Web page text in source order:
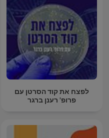
לפצח את קוד הסרטן עם
פרופ' רענן ברגר